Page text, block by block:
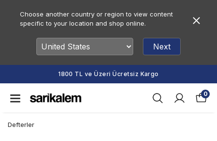
Choose another country or region to view content
specific to your location and shop online.
Next
Vade Farksız 2 veya 3 Taksit Fırsatı
0
Defterler